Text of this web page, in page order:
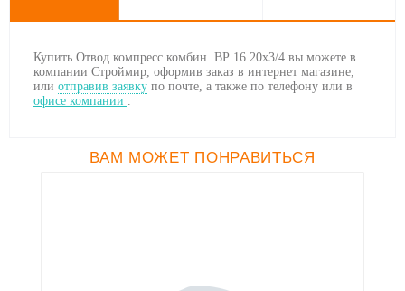
Купить Отвод компресс комбин. ВР 16 20х3/4 вы можете в
компании Строймир, оформив заказ в интернет магазине,
или отправив заявку по почте, а также по телефону или в
офисе компании .
ВАМ МОЖЕТ ПОНРАВИТЬСЯ